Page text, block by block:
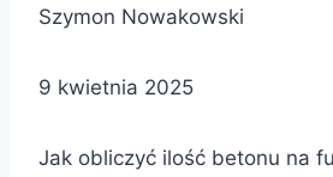
Szymon Nowakowski
9 kwietnia 2025
Jak obliczyć ilość betonu na